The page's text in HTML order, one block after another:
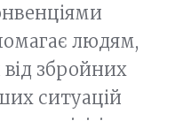
людям,
збройних
ситуацій